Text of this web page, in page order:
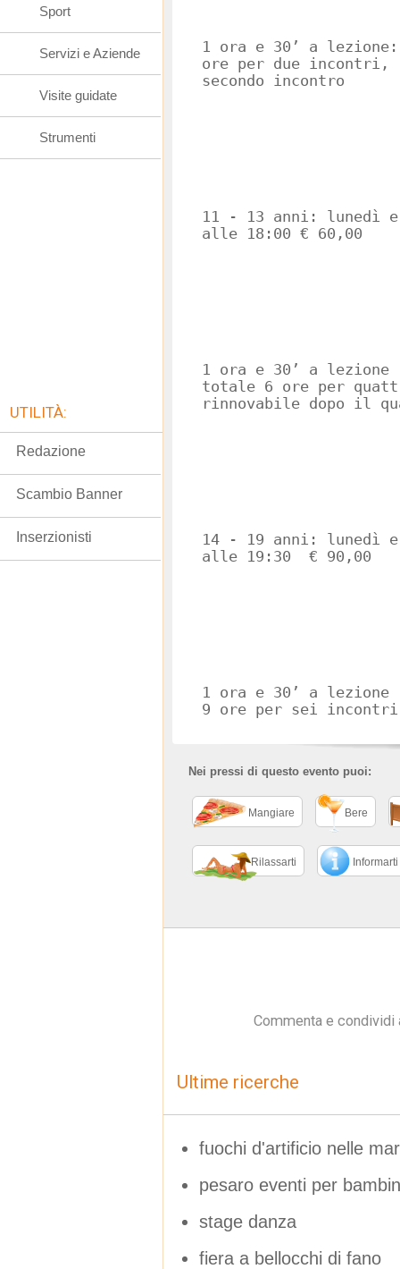
1 ora e 30’ a
ore per due incontri,
secondo incontro
11 - 13 anni: lunedì
alle 18:00 € 60,00
1 ora e 30’ a
totale 6 ore per
rinnovabile dopo il
14 - 19 anni: lunedì
alle 19:30 € 90,00
1 ora e 30’ a
9 ore per sei
Nei pressi di questo evento puoi:
Mangiare Bere
Rilassarti Informarti
Commenta e
Ultime ricerche
fuochi d'artificio nelle
pesaro eventi per
stage danza
fiera a bellocchi di fano
Sport
Servizi e Aziende
Visite guidate
Strumenti
UTILITÀ:
Redazione
Scambio Banner
Inserzionisti